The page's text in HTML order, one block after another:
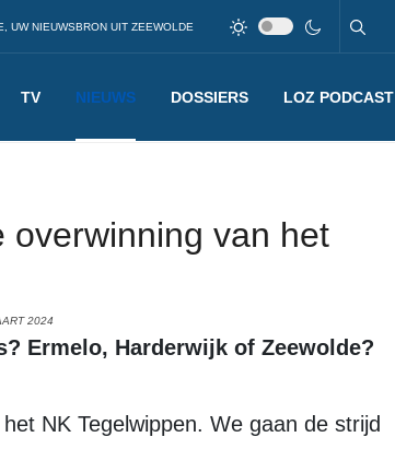
UW NIEUWSBRON UIT ZEEWOLDE
TV NIEUWS DOSSIERS LOZ PODCAST
overwinning van het
2024
Ermelo, Harderwijk of Zeewolde?
NK Tegelwippen. We gaan de strijd